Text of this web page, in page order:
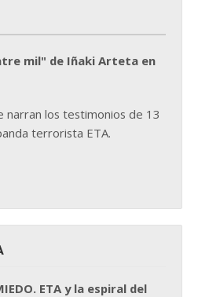
mil" de Iñaki Arteta en
narran los testimonios de 13
terrorista ETA.
ETA y la espiral del